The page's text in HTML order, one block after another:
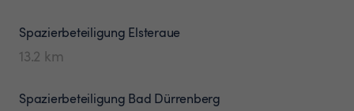
Spazierbeteiligung Elsteraue
13.2 km
Spazierbeteiligung Bad Dürrenberg